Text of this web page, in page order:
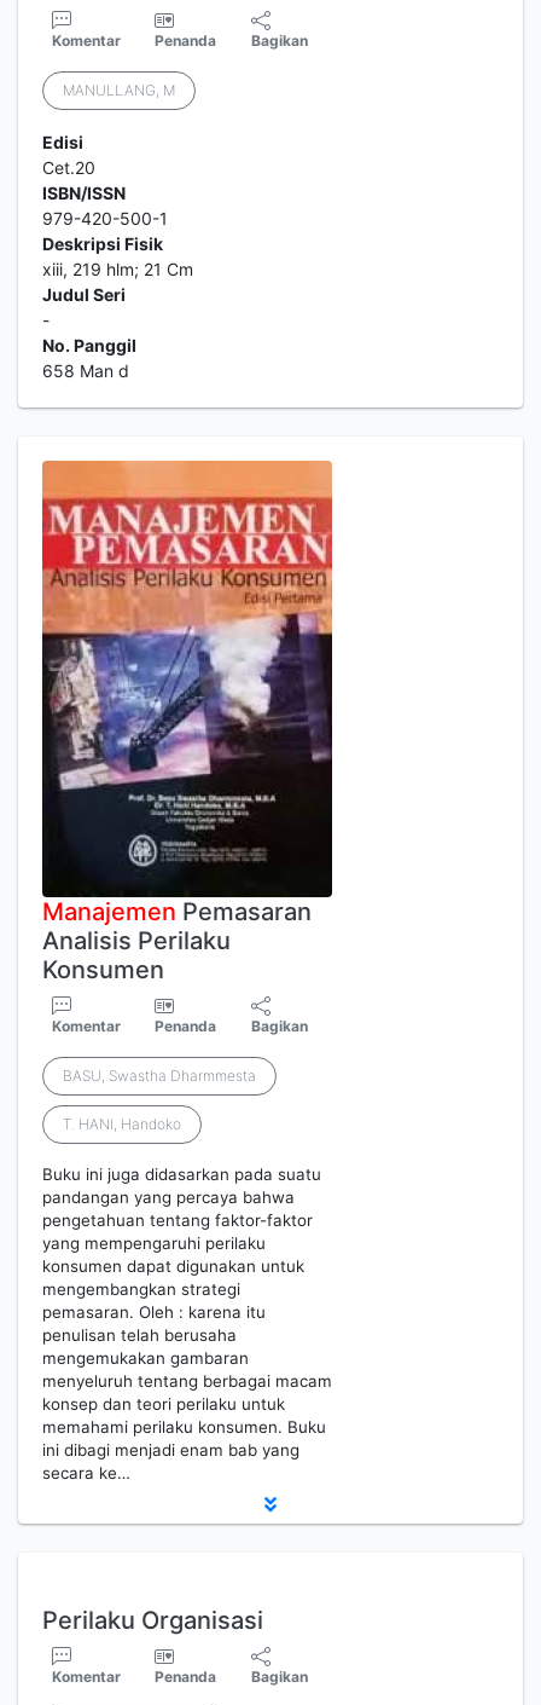
Komentar Penanda Bagikan
MANULLANG, M
Edisi
Cet.20
ISBN/ISSN
979-420-500-1
Deskripsi Fisik
xiii, 219 hlm; 21 Cm
Judul Seri
-
No. Panggil
658 Man d
Manajemen Pemasaran
Analisis Perilaku
Konsumen
Komentar Penanda Bagikan
BASU, Swastha Dharmmesta
T. HANI, Handoko
Buku ini juga didasarkan pada suatu
pandangan yang percaya bahwa
pengetahuan tentang faktor-faktor
yang mempengaruhi perilaku
konsumen dapat digunakan untuk
mengembangkan strategi
pemasaran. Oleh : karena itu
penulisan telah berusaha
mengemukakan gambaran
menyeluruh tentang berbagai macam
konsep dan teori perilaku untuk
memahami perilaku konsumen. Buku
ini dibagi menjadi enam bab yang
secara ke…
Perilaku Organisasi
Komentar Penanda Bagikan